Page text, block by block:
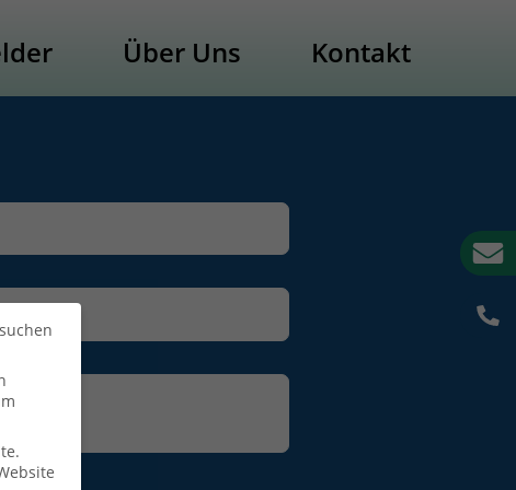
Über Uns Kontakt